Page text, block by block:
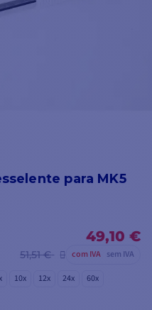
para MK5
49,10 €
51,51 € com IVA sem IVA
10x 12x 24x 60x